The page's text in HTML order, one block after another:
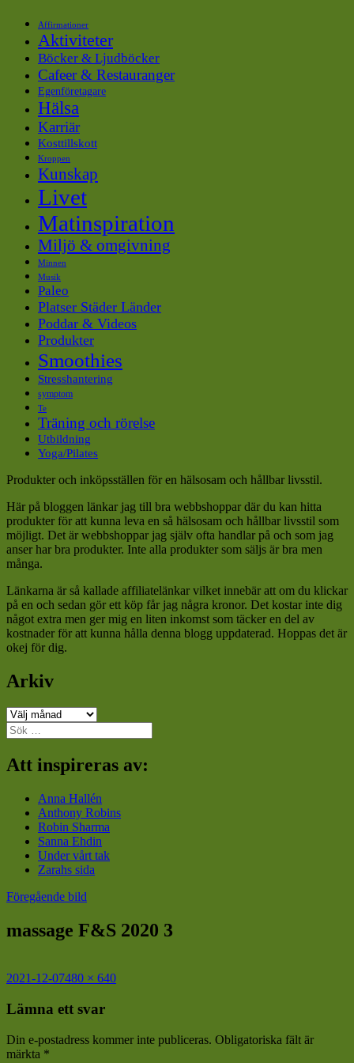
Affirmationer
Aktiviteter
Böcker & Ljudböcker
Cafeer & Restauranger
Egenföretagare
Hälsa
Karriär
Kosttillskott
Kroppen
Kunskap
Livet
Matinspiration
Miljö & omgivning
Minnen
Musik
Paleo
Platser Städer Länder
Poddar & Videos
Produkter
Smoothies
Stresshantering
symptom
Te
Träning och rörelse
Utbildning
Yoga/Pilates
Produkter och inköpsställen för en hälsosam och hållbar livsstil.
Här på bloggen länkar jag till bra webbshoppar där du kan hitta
produkter för att kunna leva en så hälsosam och hållbar livsstil som
möjligt. Det är webbshoppar jag själv ofta handlar på och som jag
anser har bra produkter. Inte alla produkter som säljs är bra men
många.
Länkarna är så kallade affiliatelänkar vilket innebär att om du klickar
på en och sedan gör ett köp får jag några kronor. Det kostar inte dig
något extra men ger mig en liten inkomst som täcker en del av
kostnader för att kunna hålla denna blogg uppdaterad. Hoppas det är
okej för dig.
Arkiv
Arkiv
Sök
efter:
Att inspireras av:
Anna Hallén
Anthony Robins
Robin Sharma
Sanna Ehdin
Under vårt tak
Zarahs sida
Föregående bild
massage F&S 2020 3
Postat
2021-12-07Full
480 × 640
Lämna ett svar
Din e-postadress kommer inte publiceras. Obligatoriska fält är
märkta *